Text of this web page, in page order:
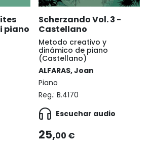
piano
Scherzando Vol. 3 -
Castellano
Metodo creativo y
dinámico de piano
(Castellano)
ALFARAS, Joan
Piano
Reg.: B.4170
Escuchar audio
25,00 €